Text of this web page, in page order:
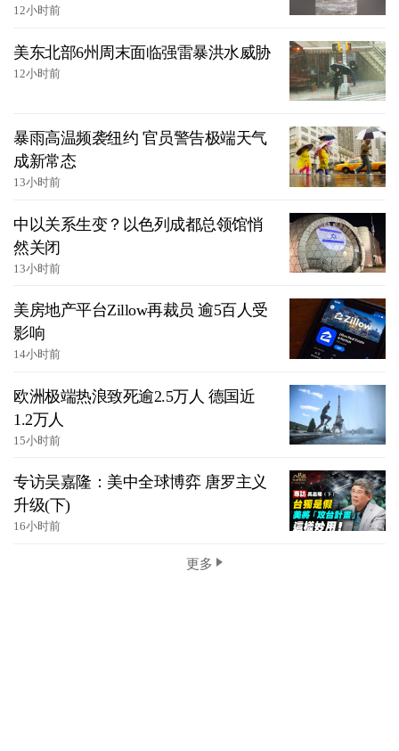
12小时前
美东北部6州周末面临强雷暴洪水威胁
12小时前
暴雨高温频袭纽约 官员警告极端天气
成新常态
13小时前
中以关系生变？以色列成都总领馆悄
然关闭
13小时前
美房地产平台Zillow再裁员 逾5百人受
影响
14小时前
欧洲极端热浪致死逾2.5万人 德国近
1.2万人
15小时前
专访吴嘉隆：美中全球博弈 唐罗主义
升级(下)
16小时前
更多